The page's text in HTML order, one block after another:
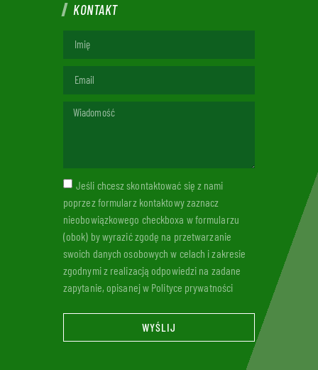
KONTAKT
Jeśli chcesz skontaktować się z nami
poprzez formularz kontaktowy zaznacz
nieobowiązkowego checkboxa w formularzu
(obok) by wyrazić zgodę na przetwarzanie
swoich danych osobowych w celach i zakresie
zgodnymi z realizacją odpowiedzi na zadane
zapytanie, opisanej w Polityce prywatności
WYŚLIJ